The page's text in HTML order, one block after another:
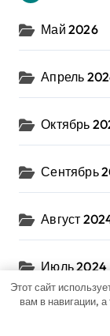
Май 2026
Апрель
Октябрь
Сентябрь
Август
Июль 2024
Этот сайт
вам в навигации,